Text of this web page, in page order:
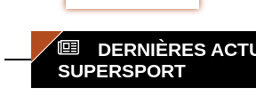
DERNIÈRES
SUPERSPORT